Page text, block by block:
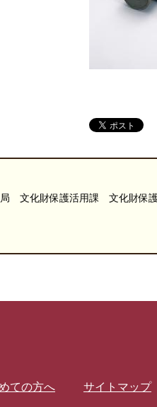
【正倉に
局 文化財保護活用課 文化財保
ての方へ サイトマップ